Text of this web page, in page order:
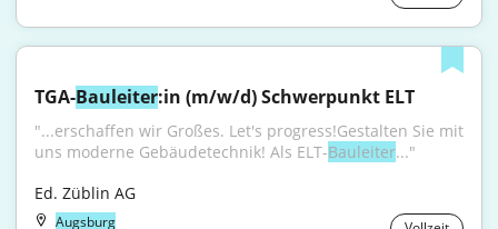
TGA-Bauleiter:in (m/w/d) Schwerpunkt ELT
"...erschaffen wir Großes. Let's progress!Gestalten Sie mit
uns moderne Gebäudetechnik! Als ELT-Bauleiter..."
Ed. Züblin AG
Augsburg